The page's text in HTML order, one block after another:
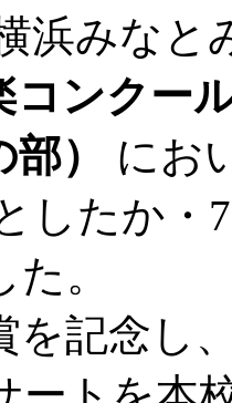
浜みな
コンクー
）
にお
したか
。
を記念し